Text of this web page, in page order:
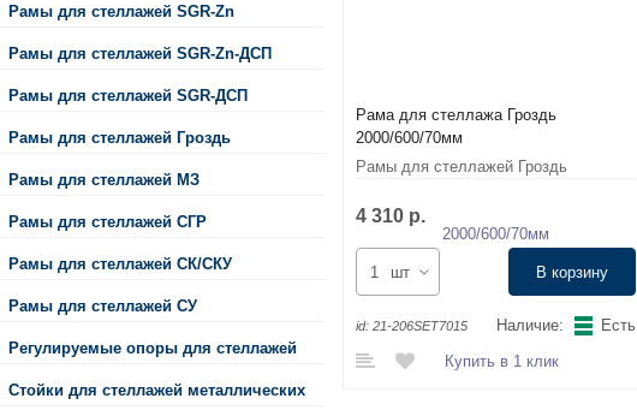
Рамы для стеллажей SGR-Zn
Рамы для стеллажей SGR-Zn-ДСП
Рамы для стеллажей SGR-ДСП
Рамы для стеллажей Гроздь
Рамы для стеллажей МЗ
Рамы для стеллажей СГР
Рамы для стеллажей СК/СКУ
Рамы для стеллажей СУ
Регулируемые опоры для стеллажей
Стойки для стеллажей металлических
Рама для стеллажа Гроздь
2000/600/70мм
Рамы для стеллажей Гроздь
4 310 р.
шт В корзину
id: 21-206SET7015 Наличие:
Есть
Купить в 1 клик